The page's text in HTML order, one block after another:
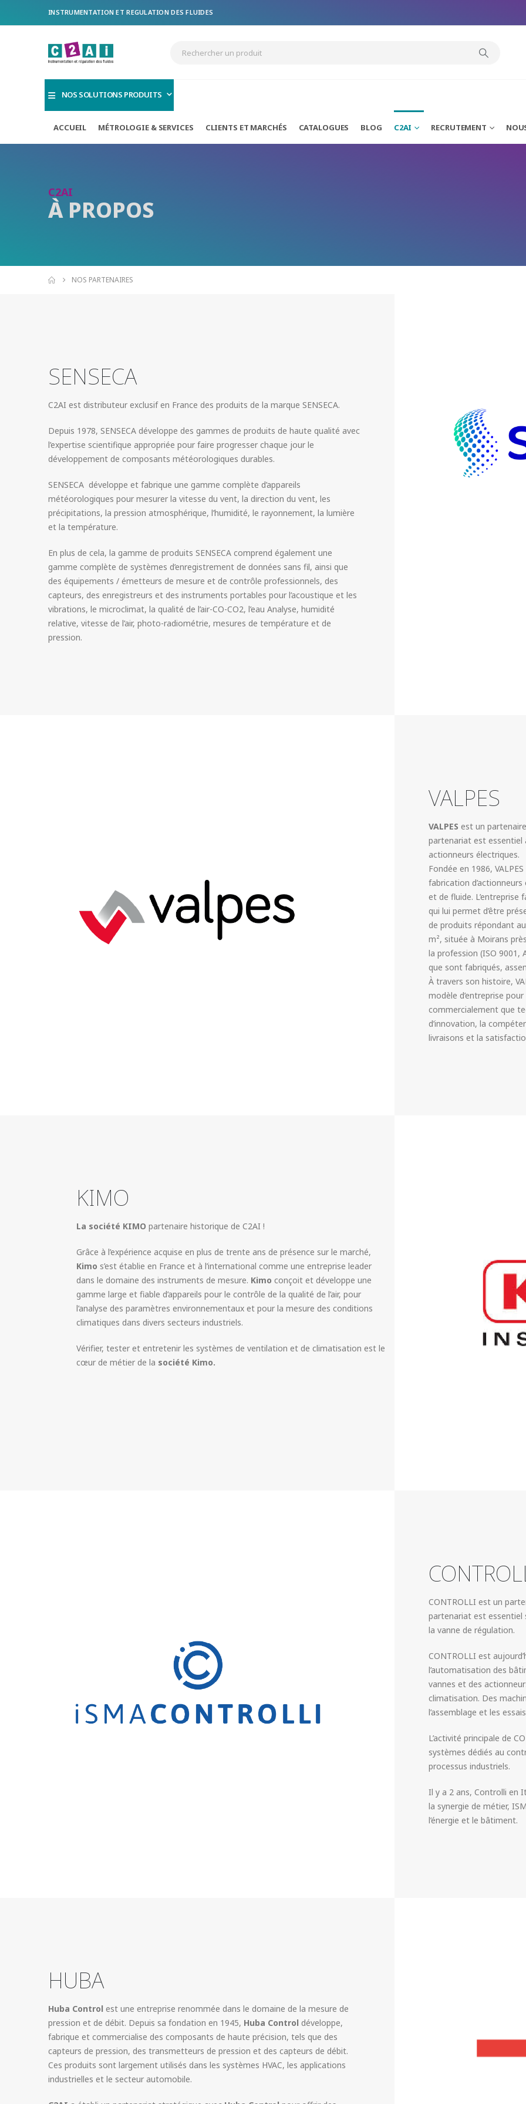
INSTRUMENTATION ET REGULATION DES FLUIDES
NOS SOLUTIONS PRODUITS
ACCUEIL MÉTROLOGIE & SERVICES CLIENTS ET MARCHÉS CATALOGUES BLOG C2AI RECRUTEMENT
C2AI
À PROPOS
NOS PARTENAIRES
SENSECA
C2AI est distributeur exclusif en France des produits de la marque SENSECA.
Depuis 1978, SENSECA développe des gammes de produits de haute qualité avec
l’expertise scientifique appropriée pour faire progresser chaque jour le
développement de composants météorologiques durables.
SENSECA développe et fabrique une gamme complète d’appareils
météorologiques pour mesurer la vitesse du vent, la direction du vent, les
précipitations, la pression atmosphérique, l’humidité, le rayonnement, la lumière
et la température.
En plus de cela, la gamme de produits SENSECA comprend également une
gamme complète de systèmes d’enregistrement de données sans fil, ainsi que
des équipements / émetteurs de mesure et de contrôle professionnels, des
capteurs, des enregistreurs et des instruments portables pour l’acoustique et les
vibrations, le microclimat, la qualité de l’air-CO-CO2, l’eau Analyse, humidité
relative, vitesse de l’air, photo-radiométrie, mesures de température et de
pression.
VALPES
VALPES est un
partenariat est essentiel
actionneurs électriques.
Fondée en 1986,
fabrication
et de fluide. L’entreprise
qui lui permet d’être
de produits répondant
m², située à Moirans
la profession (ISO 9001,
que sont fabriqués,
À travers son histoire,
modèle d’entreprise
commercialement que
d’innovation, la
livraisons et la
KIMO
La société KIMO partenaire historique de C2AI !
Grâce à l’expérience acquise en plus de trente ans de présence sur le marché,
Kimo s’est établie en France et à l’international comme une entreprise leader
dans le domaine des instruments de mesure. Kimo conçoit et développe une
gamme large et fiable d’appareils pour le contrôle de la qualité de l’air, pour
l’analyse des paramètres environnementaux et pour la mesure des conditions
climatiques dans divers secteurs industriels.
Vérifier, tester et entretenir les systèmes de ventilation et de climatisation est le
cœur de métier de la société Kimo.
CONTROLLI est un
partenariat est essentiel
la vanne de régulation.
CONTROLLI est
l’automatisation des
vannes et des
climatisation. Des
l’assemblage et les
L’activité principale de
systèmes dédiés au
processus industriels.
Il y a 2 ans, Controlli en
la synergie de métier,
l’énergie et le bâtiment.
HUBA
Huba Control est une entreprise renommée dans le domaine de la mesure de
pression et de débit. Depuis sa fondation en 1945, Huba Control développe,
fabrique et commercialise des composants de haute précision, tels que des
capteurs de pression, des transmetteurs de pression et des capteurs de débit.
Ces produits sont largement utilisés dans les systèmes HVAC, les applications
industrielles et le secteur automobile.